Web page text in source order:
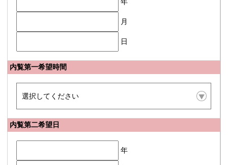
月
日
内覧第一希望時間
内覧第二希望日
年